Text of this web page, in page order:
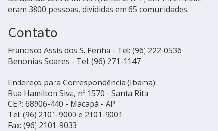
eram 3800 pessoas, divididas em 65 comunidades.
Contato
Francisco Assis dos S. Penha - Tel: (96) 222-0536
Benonias Soares - Tel: (96) 271-1147
Endereço para Correspondência (Ibama):
Rua Hamilton Siva, nº 1570 - Santa Rita
CEP: 68906-440 - Macapá - AP
Tel: (96) 2101-9000 e 2101-9001
Fax: (96) 2101-9033